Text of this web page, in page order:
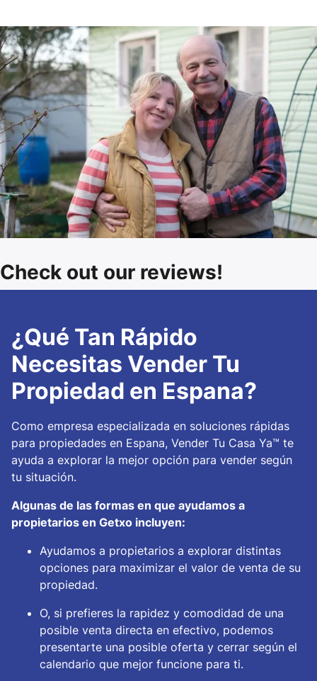
Check out our reviews!
¿Qué Tan Rápido
Necesitas Vender Tu
Propiedad en Espana?
Como empresa especializada en soluciones rápidas
para propiedades en Espana, Vender Tu Casa Ya™ te
ayuda a explorar la mejor opción para vender según
tu situación.
Algunas de las formas en que ayudamos a
propietarios en Getxo incluyen:
Ayudamos a propietarios a explorar distintas
opciones para maximizar el valor de venta de su
propiedad.
O, si prefieres la rapidez y comodidad de una
posible venta directa en efectivo, podemos
presentarte una posible oferta y cerrar según el
calendario que mejor funcione para ti.